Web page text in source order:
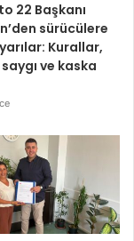
22 Başkanı
sürücülere
Kurallar,
saygı ve kaska